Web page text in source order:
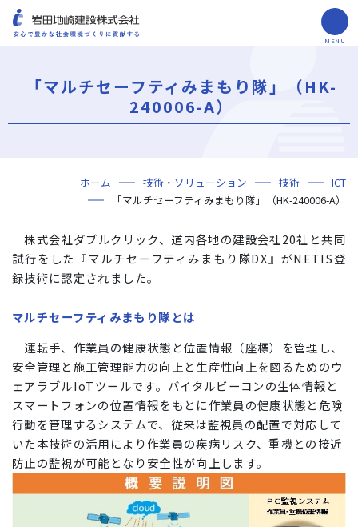
MENU
ごあいさつ
ミッション・ビジョン・社訓
会社概要
組織図
役員一覧
沿革
岩田地崎の歴史
事業所一覧
関連会社
プレスリリース
財務情報
岩田地崎建設のCM
3分でわかる岩田地崎建設
年代から探す
地域別で探す
用途区分から探す
GISマップシステム
Niseko Project
プロジェクトレポート
技術・ソリューション
海外事業
NISEKO PROJECTS
閉じる
「マルチセーフティみまもり隊」（HK-
240006-A）
ホーム 技術・ソリューション 技術
ICT
「マルチセーフティみまもり隊」（HK-240006-A）
株式会社ダブルクリック、道内各地の建設会社20社と共同
試行をした『マルチセーフティみまもり隊DX』がNETIS登
録技術に認定されました。
マルチセーフティみまもり隊とは
運転手、作業員の健康状態と位置情報（座標）を管理し、
安全管理と施工管理能力の向上と生産性向上を図るためのウ
ェアラブルIoTツールです。バイタルビーコンの生体情報と
スマートフォンの位置情報をもとに作業員の健康状態と危険
行動を管理するシステムで、従来は監視員の配置で対応して
いた本技術の活用により作業員の疾病リスク、重機との接近
防止の監視が可能となり安全性が向上します。